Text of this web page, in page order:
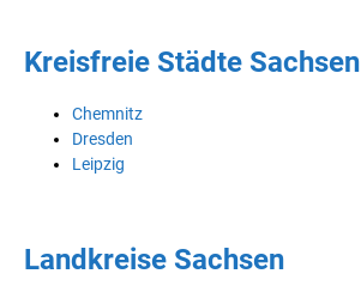
Kreisfreie Städte Sachsen
Chemnitz
Dresden
Leipzig
Landkreise Sachsen